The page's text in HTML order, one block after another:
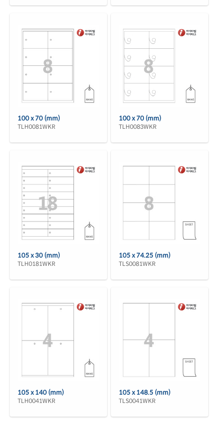
100 x 70 (mm)
TLH0081WKR
100 x 70 (mm)
TLH0083WKR
105 x 30 (mm)
TLH0181WKR
105 x 74.25 (mm)
TLS0081WKR
105 x 140 (mm)
TLH0041WKR
105 x 148.5 (mm)
TLS0041WKR